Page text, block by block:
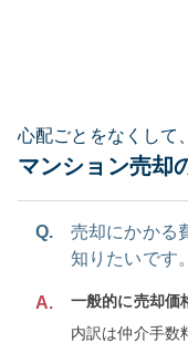
心配ごとをなくして
マンション売却
Q.
売却にかかる
知りたいです。
A.
一般的に売却価
内訳は仲介手数